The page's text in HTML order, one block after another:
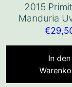
2015
Manduria
€
In den